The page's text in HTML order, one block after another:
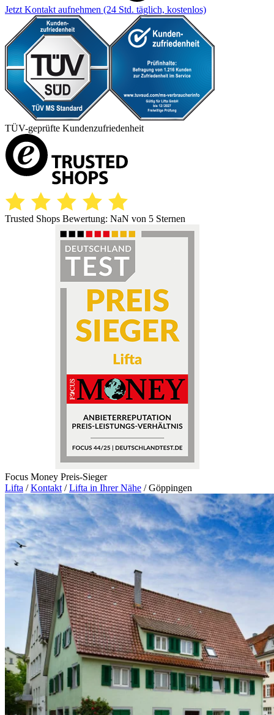
Jetzt Kontakt aufnehmen (24 Std. täglich, kostenlos)
TÜV-geprüfte Kundenzufriedenheit
Trusted Shops Bewertung: NaN von 5 Sternen
Focus Money Preis-Sieger
Lifta / Kontakt / Lifta in Ihrer Nähe / Göppingen